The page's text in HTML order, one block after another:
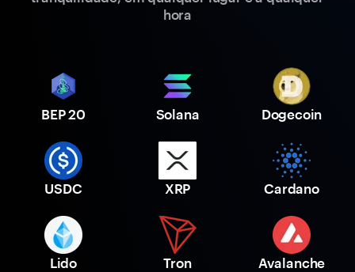
hora
BEP 20 Solana Dogecoin
USDC XRP Cardano
Lido Tron Avalanche